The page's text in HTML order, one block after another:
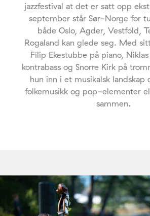
jazzfestival at det er satt opp
september står Sør-Norge for
både Oslo, Agder, Vestfold,
Rogaland kan glede seg. Med
Filip Ekestubbe på piano,
kontrabass og Snorre Kirk på
hun inn i et musikalsk landskap
folkemusikk og pop-elementer
sammen.